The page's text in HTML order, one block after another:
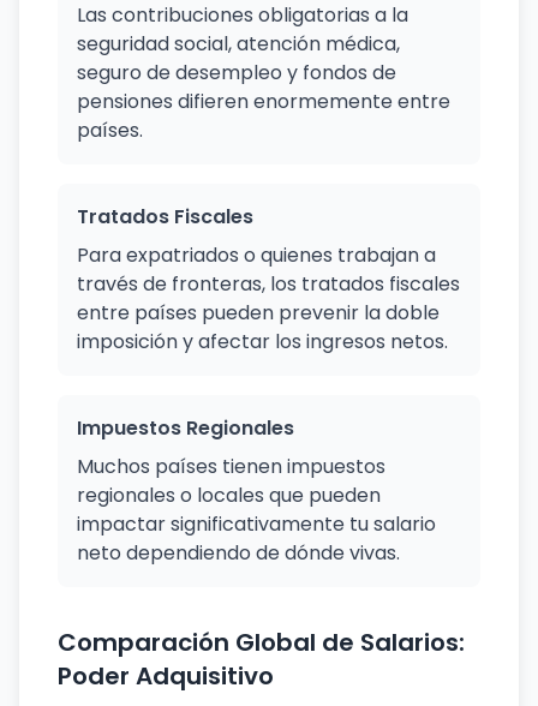
Las contribuciones obligatorias a la
seguridad social, atención médica,
seguro de desempleo y fondos de
pensiones difieren enormemente entre
países.
Tratados Fiscales
Para expatriados o quienes trabajan a
través de fronteras, los tratados fiscales
entre países pueden prevenir la doble
imposición y afectar los ingresos netos.
Impuestos Regionales
Muchos países tienen impuestos
regionales o locales que pueden
impactar significativamente tu salario
neto dependiendo de dónde vivas.
Comparación Global de Salarios:
Poder Adquisitivo